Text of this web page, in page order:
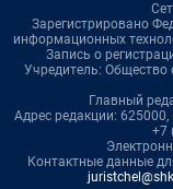
Зарегистрировано
информационных
Запись о
Учредитель: Общество
Главный
Адрес редакции:
+7
Контактные данные